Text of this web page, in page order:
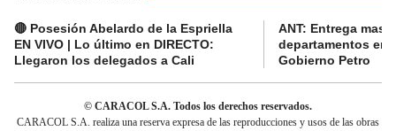
🔴 Posesión Abelardo de la Espriella
EN VIVO | Lo último en DIRECTO:
Llegaron los delegados a Cali
ANT: Entrega
departamentos en
Gobierno Petro
© CARACOL S.A. Todos los derechos reservados.
CARACOL S.A. realiza una reserva expresa de las reproducciones y usos de las obras